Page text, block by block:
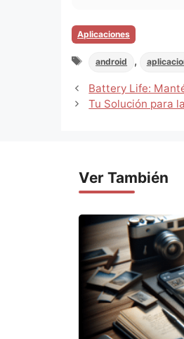
Categorias
Aplicaciones
Tags
android ,
Battery Life:
Tu Solución para
Ver También